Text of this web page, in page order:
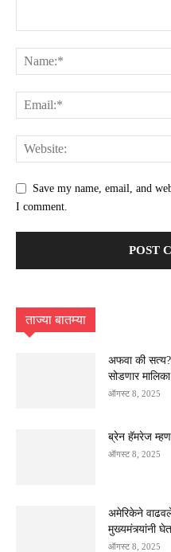
Save my name, email, and
I comment.
ताज्या बातम्या
अफवा की सत्य?
सोडणार मालिका
ऑगस्ट 8, 2025
ब्रेन हॅमरेज
ऑगस्ट 8, 2025
अमेरिकेने
मुख्यमंत्र्यांनी
ऑगस्ट 8, 2025